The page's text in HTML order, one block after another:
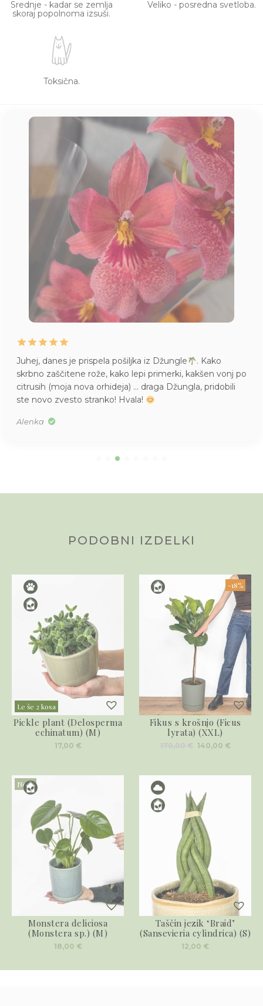
Srednje - kadar se zemlja
skoraj popolnoma izsuši.
Veliko - posredna svetloba.
Toksična.
Juhej, danes je prispela pošiljka iz Džungle
. Kako
skrbno zaščitene rože, kako lepi primerki, kakšen vonj po
citrusih (moja nova orhideja) … draga Džungla, pridobili
ste novo zvesto stranko! Hvala!
Alenka
PODOBNI IZDELKI
Le še 2 kosa
Pickle plant (Delosperma
echinatum) (M)
17,00 €
-18%
Fikus s krošnjo (Ficus
lyrata) (XXL)
Izvirna
cena
170,00 €.
140,00 €
Novo
Monstera deliciosa
(Monstera sp.) (M)
18,00 €
Taščin jezik ‘Braid’
(Sansevieria cylindrica) (S)
12,00 €